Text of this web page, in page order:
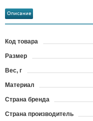
Описание
Код товара
Размер
Вес, г
Материал
Страна бренда
Страна производитель